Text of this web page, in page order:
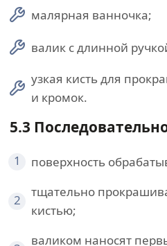
малярная ванночка;
валик с длинной
узкая кисть для
и кромок.
5.3
1 поверхность
2
тщательно
кистью;
валиком наносят